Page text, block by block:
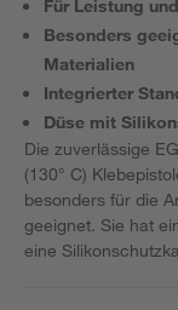
Für Leistung
Besonders
Materialien
Integrierter
Düse mit
Die zuverlässige
(130° C)
besonders für die
geeignet. Sie hat
eine